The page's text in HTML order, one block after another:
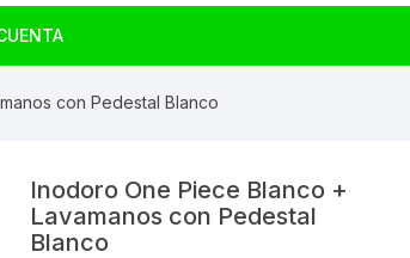
con Pedestal Blanco
Inodoro One Piece Blanco +
Lavamanos con Pedestal
Blanco